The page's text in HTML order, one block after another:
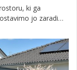
ki ga
jo zaradi
terena ali hrupa z